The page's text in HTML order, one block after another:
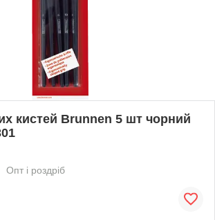
кистей Brunnen 5 шт чорний
Опт і роздріб